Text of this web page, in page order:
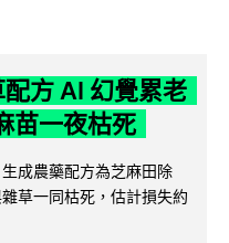
方 AI 幻覺累老
苗一夜枯死
成農藥配方為芝麻田除
草一同枯死，估計損失約